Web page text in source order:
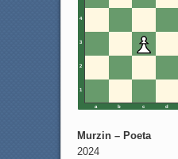
4
3
2
1
a b c d
Murzin – Poeta
2024